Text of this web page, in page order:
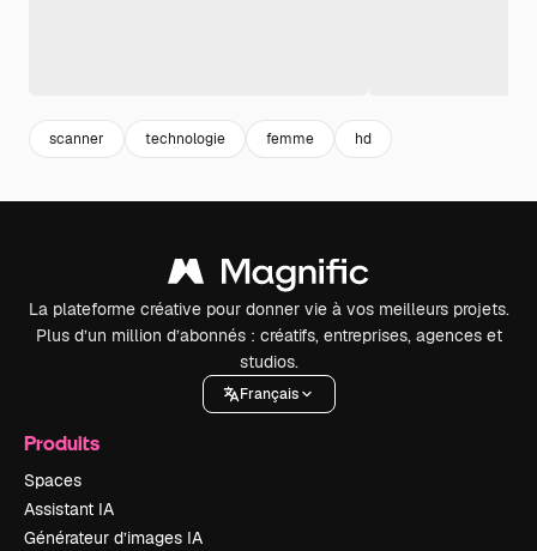
scanner technologie femme hd
La plateforme créative pour donner vie à vos meilleurs projets.
Plus d’un million d’abonnés : créatifs, entreprises, agences et
studios.
Français
Produits
Spaces
Assistant IA
Générateur d’images IA